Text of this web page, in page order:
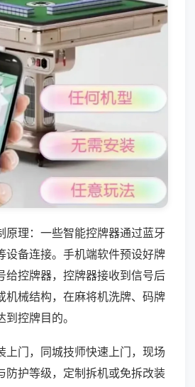
原理：一些智能控牌器通过蓝牙
设备连接。手机端软件预设好牌
给控牌器，控牌器接收到信号后
机械结构，在麻将机洗牌、码牌
控牌目的。
上门，同城技师快速上门，现场
防护等级，定制拆机或免拆改装